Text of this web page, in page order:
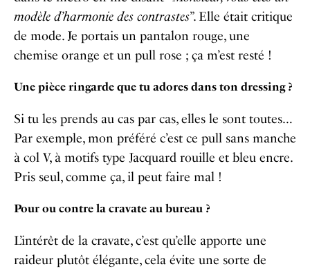
modèle d’harmonie des contrastes”. Elle était critique
de mode. Je portais un pantalon rouge, une
chemise orange et un pull rose ; ça m’est resté !
Une pièce ringarde que tu adores dans ton dressing ?
Si tu les prends au cas par cas, elles le sont toutes…
Par exemple, mon préféré c’est ce pull sans manche
à col V, à motifs type Jacquard rouille et bleu encre.
Pris seul, comme ça, il peut faire mal !
Pour ou contre la cravate au bureau ?
L’intérêt de la cravate, c’est qu’elle apporte une
raideur plutôt élégante, cela évite une sorte de